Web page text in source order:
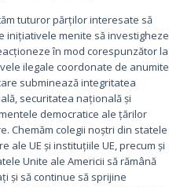
tuturor părților interesate să
inițiativele menite să investigheze
în mod corespunzător la
ilegale coordonate de anumite
subminează integritatea
securitatea națională și
democratice ale țărilor
Chemăm colegii noștri din statele
ale UE și instituțiile UE, precum și
Unite ale Americii să rămână
și să continue să sprijine